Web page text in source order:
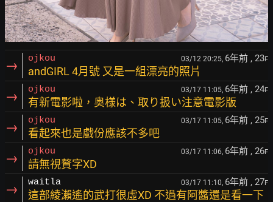
→ ojkou 03/12 20:25, 6年前 , 23F
andGIRL 4月號 又是一組漂亮的照片
→ ojkou 03/17 11:05, 6年前 , 24F
有新電影啦，奥様は、取り扱い注意電影版
→ ojkou 03/17 11:05, 6年前 , 25F
看起來也是戲份應該不多吧
→ ojkou 03/17 11:06, 6年前 , 26F
請無視贅字XD
→ waitla 03/17 11:10, 6年前 , 27F
這部綾瀨遙的武打很虛XD 不過有阿醬還是看一下